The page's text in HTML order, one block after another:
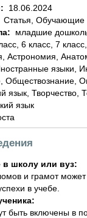
18.06.2024
Статья, Обучающие
6 класс, 7
языки,
Обществознание,
язык,
язык
в школу или вуз:
и грамот может
в учебе.
быть включены в